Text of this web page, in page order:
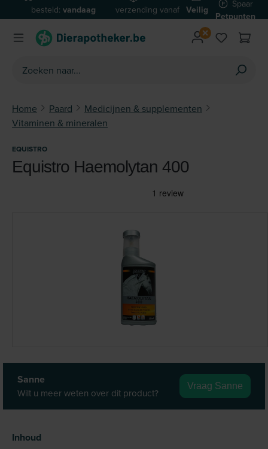
Ga naar de hoofdinhoud
besteld: vandaag
verzonden*
verzending vanaf
€59
Veilig
betalen
Spaar
Petpunten
Home Paard
Medicijnen & supplementen
Vitaminen & mineralen
Sanne
Wilt u meer weten over dit product?
Vraag Sanne
EQUISTRO
Equistro Haemolytan 400
Selecteer
Inhoud